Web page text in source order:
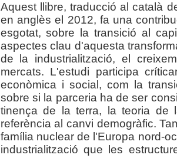
Aquest llibre, traducció al català
en anglès el 2012, fa una
esgotat, sobre la transició al
aspectes clau d'aquesta
de la industrialització, el
mercats. L'estudi participa
econòmica i social, com la
sobre si la parceria ha de ser
tinença de la terra, la teoria de
referència al canvi demogràfic.
família nuclear de l'Europa nord-
industrialització que les